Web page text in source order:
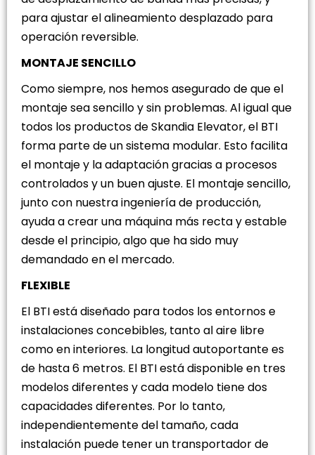
para ajustar el alineamiento desplazado para
operación reversible.
MONTAJE SENCILLO
Como siempre, nos hemos asegurado de que el
montaje sea sencillo y sin problemas. Al igual que
todos los productos de Skandia Elevator, el BTI
forma parte de un sistema modular. Esto facilita
el montaje y la adaptación gracias a procesos
controlados y un buen ajuste. El montaje sencillo,
junto con nuestra ingeniería de producción,
ayuda a crear una máquina más recta y estable
desde el principio, algo que ha sido muy
demandado en el mercado.
FLEXIBLE
El BTI está diseñado para todos los entornos e
instalaciones concebibles, tanto al aire libre
como en interiores. La longitud autoportante es
de hasta 6 metros. El BTI está disponible en tres
modelos diferentes y cada modelo tiene dos
capacidades diferentes. Por lo tanto,
independientemente del tamaño, cada
instalación puede tener un transportador de